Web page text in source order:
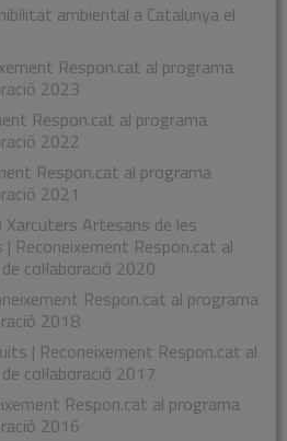
ambiental a Catalunya el
Respon.cat al programa
2023
Respon.cat al programa
2022
Respon.cat al programa
2021
Xarcuters Artesans de les
| Reconeixement Respon.cat al
col·laboració 2020
Respon.cat al programa
2018
| Reconeixement Respon.cat al
col·laboració 2017
Respon.cat al programa
2016